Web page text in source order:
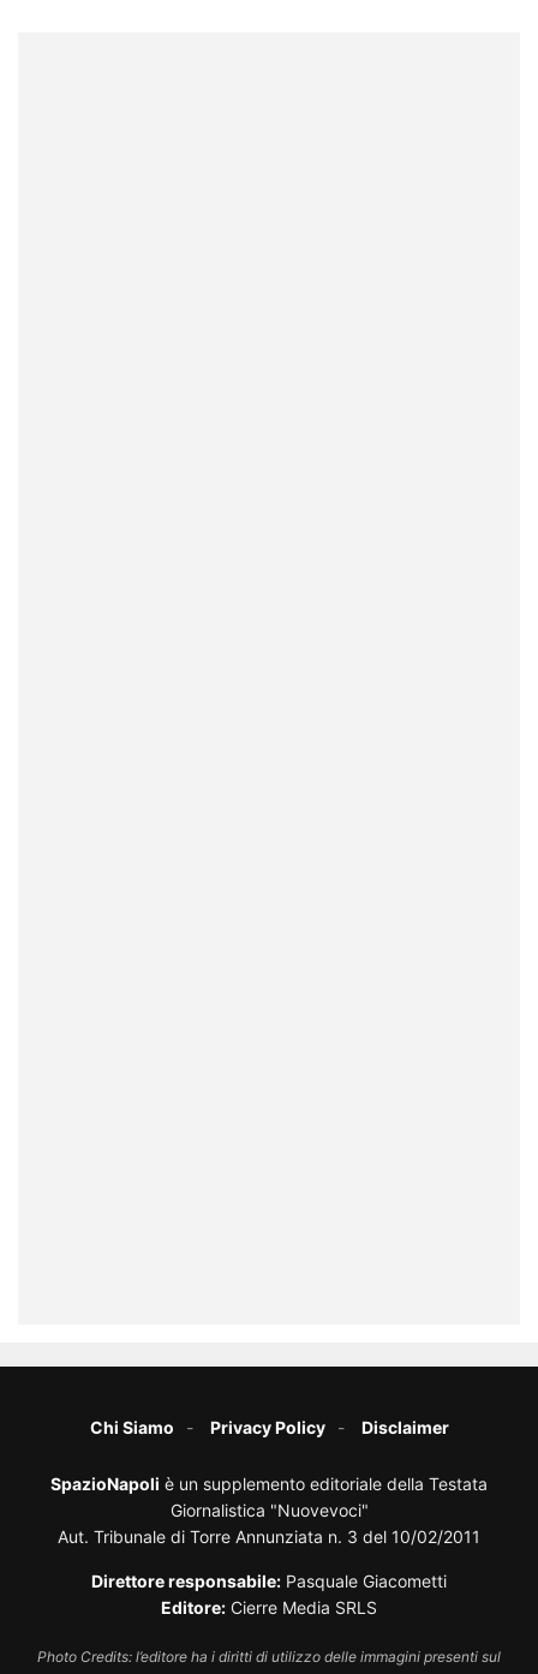
Chi Siamo Privacy Policy Disclaimer
SpazioNapoli è un supplemento editoriale della Testata
Giornalistica "Nuovevoci"
Aut. Tribunale di Torre Annunziata n. 3 del 10/02/2011
Direttore responsabile: Pasquale Giacometti
Editore: Cierre Media SRLS
Photo Credits: l’editore ha i diritti di utilizzo delle immagini presenti sul